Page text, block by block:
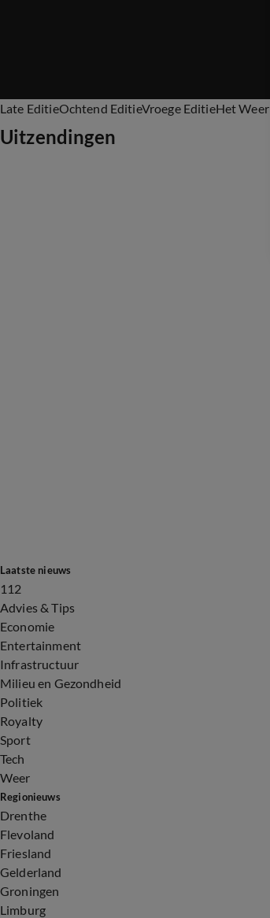
Late EditieOchtend EditieVroege EditieHet Weer
Uitzendingen
Laatste nieuws
112
Advies & Tips
Economie
Entertainment
Infrastructuur
Milieu en Gezondheid
Politiek
Royalty
Sport
Tech
Weer
Regionieuws
Drenthe
Flevoland
Friesland
Gelderland
Groningen
Limburg